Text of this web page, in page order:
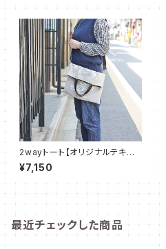
2wayトート【オリジナルテキス
タイル】original textile 2way
tote bag
¥7,150
最近チェックした商品